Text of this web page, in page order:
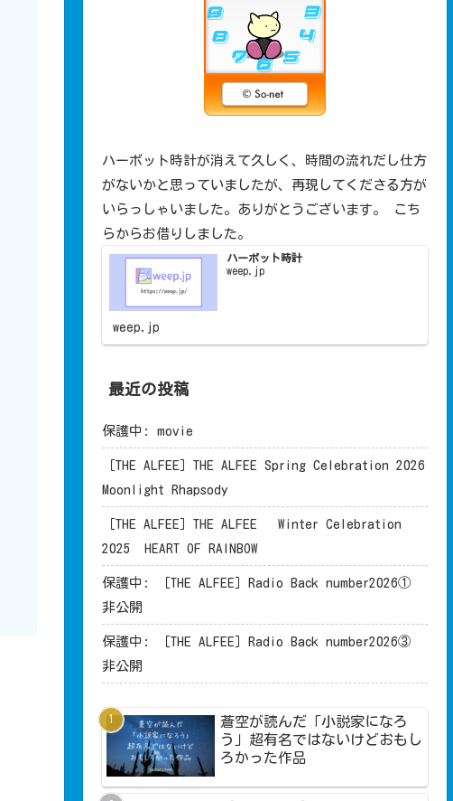
ハーボット時計が消えて久しく、時間の流れだし仕方
がないかと思っていましたが、再現してくださる方が
いらっしゃいました。ありがとうございます。 こち
らからお借りしました。
ハーボット時計
weep​.jp
weep.jp
最近の投稿
保護中: movie
［THE ALFEE］THE ALFEE Spring Celebration 2026
Moonlight Rhapsody
［THE ALFEE］THE ALFEE Winter Celebration
2025 HEART OF RAINBOW
保護中: ［THE ALFEE］Radio Back number2026①
非公開
保護中: ［THE ALFEE］Radio Back number2026③
非公開
蒼空が読んだ「小説家になろ
う」超有名ではないけどおもし
ろかった作品